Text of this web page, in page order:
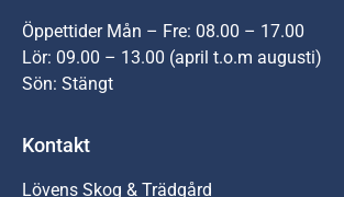
Öppettider Mån – Fre: 08.00 – 17.00
Lör: 09.00 – 13.00 (april t.o.m augusti)
Sön: Stängt
Kontakt
Lövens Skog & Trädgård